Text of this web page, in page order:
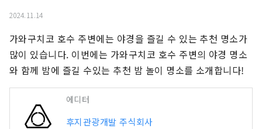
2024.11.14
가와구치코 호수 주변에는 야경을 즐길 수 있는 추천 명소가
많이 있습니다. 이번에는 가와구치코 호수 주변의 야경 명소
와 함께 밤에 즐길 수있는 추천 밤 놀이 명소를 소개합니다!
에디터
후지관광개발 주식회사